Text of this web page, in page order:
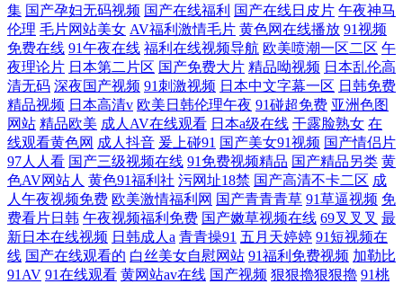
集 国产孕妇无码视频 国产在线福利 国产在线日皮片 午夜神马
伦理 毛片网站美女 AV福利激情毛片 黄色网在线播放 91视频
免费在线 91午夜在线 福利在线视频导航 欧美喷潮一区二区 午
夜理论片 日本第二片区 国产免费大片 精品呦视频 日本乱伦高
清无码 深夜国产视频 91刺激视频 日本中文字幕一区 日韩免费
精品视频 日本高清v 欧美日韩伦理午夜 91碰超免费 亚洲色图
网站 精品欧美 成人AV在线观看 日本a级在线 干露脸熟女 在
线观看黄色网 成人抖音 爰上碰91 国产美女91视频 国产情侣片
97人人看 国产三级视频在线 91免费视频精品 国产精品另类 黄
色AV网站人 黄色91福利社 污网址18禁 国产高清不卡二区 成
人午夜视频免费 欧美激情福利网 国产青青青草 91草逼视频 免
费看片日韩 午夜视频福利免费 国产嫩草视频在线 69叉叉叉 最
新日本在线视频 日韩成人a 青青操91 五月天婷婷 91短视频在
线 国产在线观看的 白丝美女自慰网站 91福利免费视频 加勒比
91AV 91在线观看 黄网站av在线 国产视频 狠狠擼狠狠擼 91桃